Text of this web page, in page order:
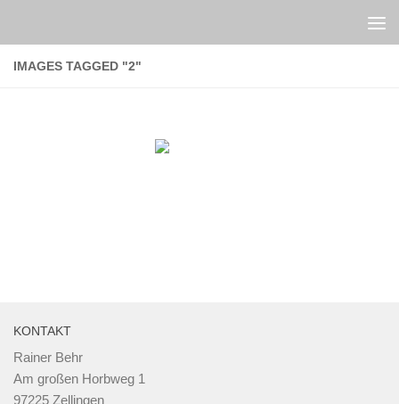
IMAGES TAGGED "2"
KONTAKT
Rainer Behr
Am großen Horbweg 1
97225 Zellingen